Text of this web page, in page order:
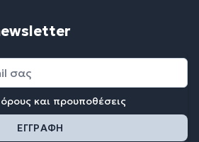
όρους και προυποθέσεις